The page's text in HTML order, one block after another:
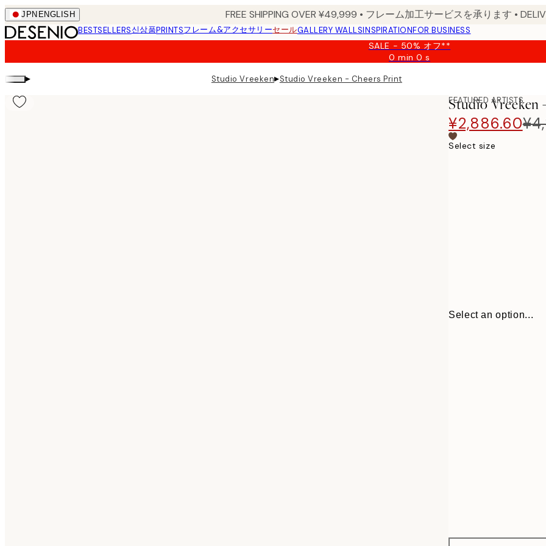
Skip
to
main
JPN ENGLISH FREE SHIPPING OVER ¥49,999 • フレーム加工サービスを承ります •
BESTSELLERS신상품PRINTSフレーム&アクセサリーセールGALLERY WALLSINSPIRATIONFOR BUSINESS
SALE - 50% オフ**
0 min0 s
Valid
▸ Studio Vreeken▸Studio Vreeken - Cheers Print
FEATURED ARTISTS
Studio Vreeken
¥2,886.60
Select size
Select an option...